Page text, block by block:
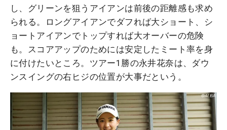
し、グリーンを狙うアイアンは前後の距離感も求め
られる。ロングアイアンでダフれば大ショート、シ
ョートアイアンでトップすれば大オーバーの危険
も。スコアアップのためには安定したミート率を身
に付けたいところ。ツアー1勝の永井花奈は、ダウ
ンスイングの右ヒジの位置が大事だという。